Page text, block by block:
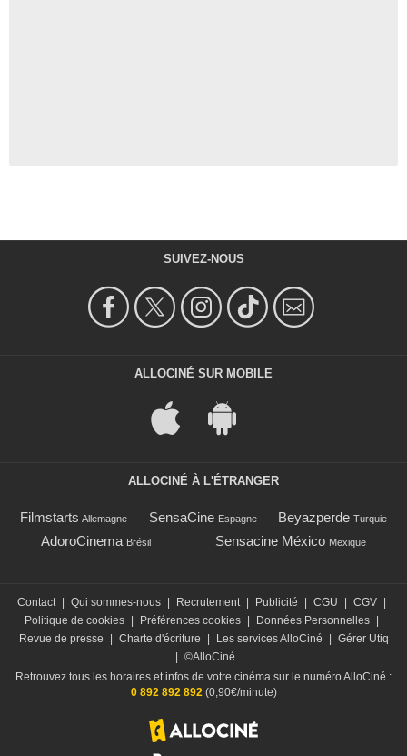
SUIVEZ-NOUS
ALLOCINÉ SUR MOBILE
ALLOCINÉ À L'ÉTRANGER
Filmstarts Allemagne SensaCine Espagne Beyazperde Turquie
AdoroCinema Brésil Sensacine México Mexique
Contact Qui sommes-nous Recrutement Publicité CGU CGV
Politique de cookies
Préférences cookies Données Personnelles
Revue de presse
Charte d'écriture Les services AlloCiné
Gérer Utiq
©AlloCiné
Retrouvez tous les horaires et infos de votre cinéma sur le numéro AlloCiné :
0 892 892 892(0,90€/minute)